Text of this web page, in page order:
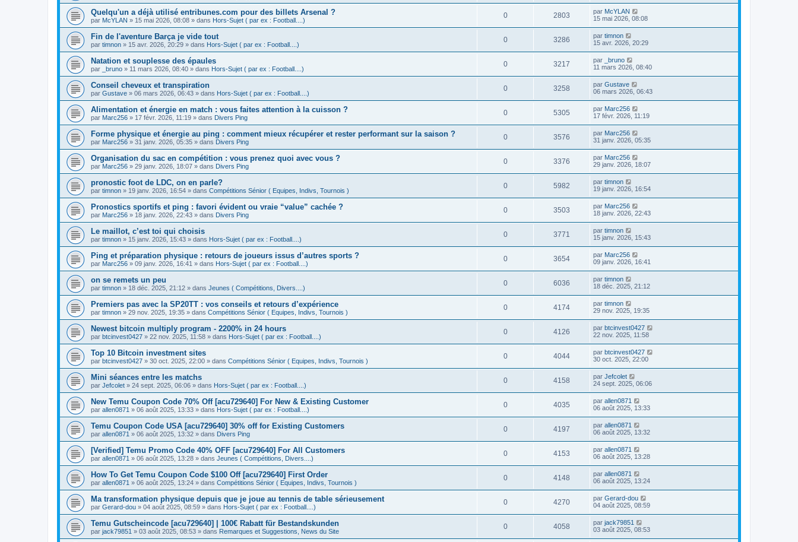
Quelqu'un a déjà utilisé entribunes.com pour des billets Arsenal ?
par McYLAN » 15 mai 2026, 08:08 » dans Hors-Sujet ( par ex : Football....)
0 2803 par McYLAN
15 mai 2026, 08:08
Fin de l'aventure Barça je vide tout
par timnon » 15 avr. 2026, 20:29 » dans Hors-Sujet ( par ex : Football....)
0 3286 par timnon
15 avr. 2026, 20:29
Natation et souplesse des épaules
par _bruno » 11 mars 2026, 08:40 » dans Hors-Sujet ( par ex : Football....)
0 3217 par
_bruno
11 mars 2026, 08:40
Conseil cheveux et transpiration
par Gustave » 06 mars 2026, 06:43 » dans Hors-Sujet ( par ex : Football....)
0 3258 par Gustave
06 mars 2026, 06:43
Alimentation et énergie en match : vous faites attention à la cuisson ?
par Marc256 » 17 févr. 2026, 11:19 » dans Divers Ping
0 5305 par Marc256
17 févr. 2026, 11:19
Forme physique et énergie au ping : comment mieux récupérer et rester performant sur la saison ?
par Marc256 » 31 janv. 2026, 05:35 » dans Divers Ping
0 3576 par Marc256
31 janv. 2026, 05:35
Organisation du sac en compétition : vous prenez quoi avec vous ?
par Marc256 » 29 janv. 2026, 18:07 » dans Divers Ping
0 3376 par Marc256
29 janv. 2026, 18:07
pronostic foot de LDC, on en parle?
par timnon » 19 janv. 2026, 16:54 » dans Compétitions Sénior ( Equipes, Indivs, Tournois )
0 5982 par timnon
19 janv. 2026, 16:54
Pronostics sportifs et ping : favori évident ou vraie “value” cachée ?
par Marc256 » 18 janv. 2026, 22:43 » dans Divers Ping
0 3503 par Marc256
18 janv. 2026, 22:43
Le maillot, c’est toi qui choisis
par timnon » 15 janv. 2026, 15:43 » dans Hors-Sujet ( par ex : Football....)
0 3771 par timnon
15 janv. 2026, 15:43
Ping et préparation physique : retours de joueurs issus d’autres sports ?
par Marc256 » 09 janv. 2026, 16:41 » dans Hors-Sujet ( par ex : Football....)
0 3654 par Marc256
09 janv. 2026, 16:41
on se remets un peu
par timnon » 18 déc. 2025, 21:12 » dans Jeunes ( Compétitions, Divers....)
0 6036 par timnon
18 déc. 2025, 21:12
Premiers pas avec la SP20TT : vos conseils et retours d’expérience
par timnon » 29 nov. 2025, 19:35 » dans Compétitions Sénior ( Equipes, Indivs, Tournois )
0 4174 par timnon
29 nov. 2025, 19:35
Newest bitcoin multiply program - 2200% in 24 hours
par btcinvest0427 » 22 nov. 2025, 11:58 » dans Hors-Sujet ( par ex : Football....)
0 4126 par btcinvest0427
22 nov. 2025, 11:58
Top 10 Bitcoin investment sites
par btcinvest0427 » 30 oct. 2025, 22:00 » dans Compétitions Sénior ( Equipes, Indivs, Tournois )
0 4044 par btcinvest0427
30 oct. 2025, 22:00
Mini séances entre les matchs
par Jefcolet » 24 sept. 2025, 06:06 » dans Hors-Sujet ( par ex : Football....)
0 4158 par Jefcolet
24 sept. 2025, 06:06
New Temu Coupon Code 70% Off [acu729640] For New & Existing Customer
par allen0871 » 06 août 2025, 13:33 » dans Hors-Sujet ( par ex : Football....)
0 4035 par allen0871
06 août 2025, 13:33
Temu Coupon Code USA [acu729640] 30% off for Existing Customers
par allen0871 » 06 août 2025, 13:32 » dans Divers Ping
0 4197 par allen0871
06 août 2025, 13:32
[Verified] Temu Promo Code 40% OFF [acu729640] For All Customers
par allen0871 » 06 août 2025, 13:28 » dans Jeunes ( Compétitions, Divers....)
0 4153 par allen0871
06 août 2025, 13:28
How To Get Temu Coupon Code $100 Off [acu729640] First Order
par allen0871 » 06 août 2025, 13:24 » dans Compétitions Sénior ( Equipes, Indivs, Tournois )
0 4148 par allen0871
06 août 2025, 13:24
Ma transformation physique depuis que je joue au tennis de table sérieusement
par Gerard-dou » 04 août 2025, 08:59 » dans Hors-Sujet ( par ex : Football....)
0 4270 par Gerard-dou
04 août 2025, 08:59
Temu Gutscheincode [acu729640] | 100€ Rabatt für Bestandskunden
par jack79851 » 03 août 2025, 08:53 » dans Remarques et Suggestions, News du Site
0 4058 par jack79851
03 août 2025, 08:53